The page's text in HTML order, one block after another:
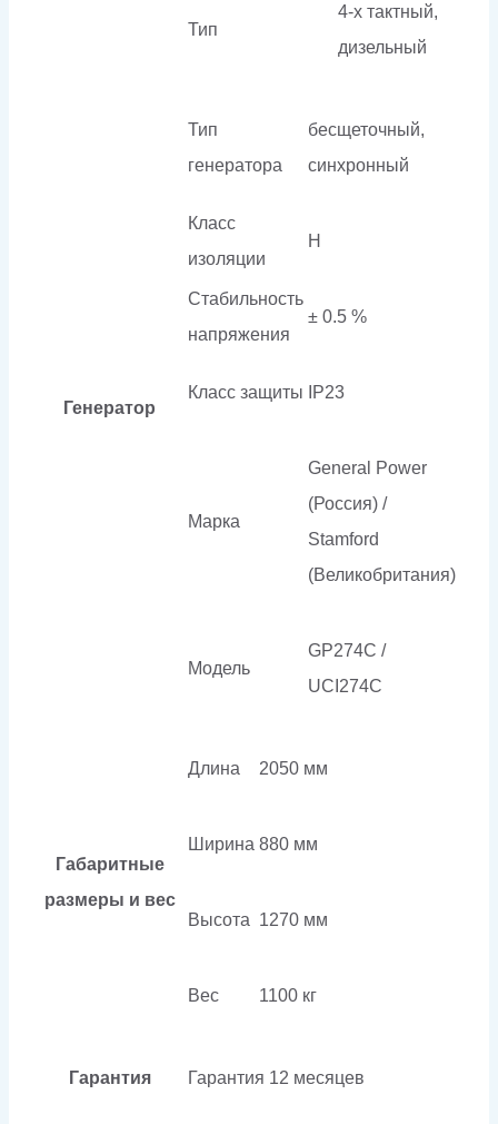
Тип
4-х тактный,
дизельный
Генератор
Тип
генератора
бесщеточный,
синхронный
Класс
изоляции
H
Стабильность
напряжения
± 0.5 %
Класс защиты IP23
Марка
General Power
(Россия) /
Stamford
(Великобритания)
Модель
GP274C /
UCI274C
Габаритные
размеры и вес
Длина 2050 мм
Ширина 880 мм
Высота 1270 мм
Вес 1100 кг
Гарантия Гарантия 12 месяцев